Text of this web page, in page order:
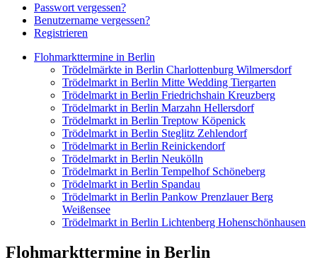
Passwort vergessen?
Benutzername vergessen?
Registrieren
Flohmarkttermine in Berlin
Trödelmärkte in Berlin Charlottenburg Wilmersdorf
Trödelmarkt in Berlin Mitte Wedding Tiergarten
Trödelmarkt in Berlin Friedrichshain Kreuzberg
Trödelmarkt in Berlin Marzahn Hellersdorf
Trödelmarkt in Berlin Treptow Köpenick
Trödelmarkt in Berlin Steglitz Zehlendorf
Trödelmarkt in Berlin Reinickendorf
Trödelmarkt in Berlin Neukölln
Trödelmarkt in Berlin Tempelhof Schöneberg
Trödelmarkt in Berlin Spandau
Trödelmarkt in Berlin Pankow Prenzlauer Berg
Weißensee
Trödelmarkt in Berlin Lichtenberg Hohenschönhausen
Flohmarkttermine in Berlin